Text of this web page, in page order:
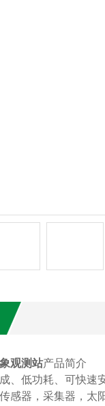
观测站产品简介
、低功耗、可快速
感器，采集器，太